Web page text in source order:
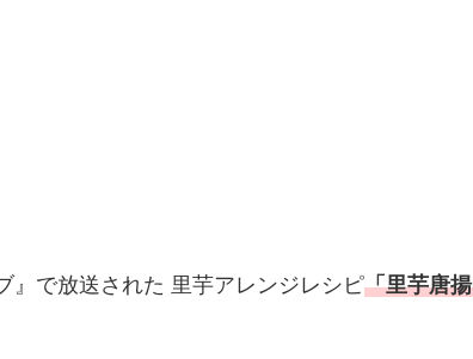
』で放送された 里芋アレンジレシピ「里芋唐